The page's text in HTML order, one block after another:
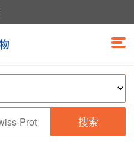
搜索